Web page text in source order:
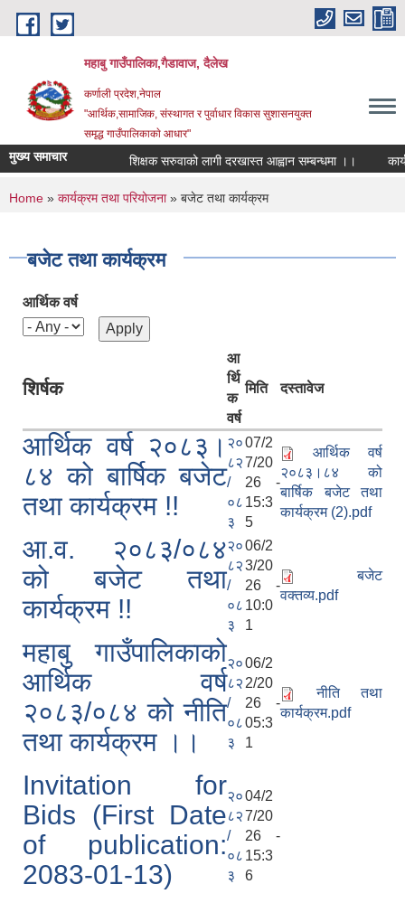
Skip to main content
महाबु गाउँपालिका,गैडावाज, दैलेख
कर्णाली प्रदेश,नेपाल
"आर्थिक,सामाजिक, संस्थागत र पुर्वाधार विकास सुशासनयुक्त
समृद्ध गाउँपालिकाकाे आधार"
मुख्य समाचार शिक्षक सरुवाको लागी दरखास्त आह्वान सम्बन्धमा ।।
You are here
Home » कार्यक्रम तथा परियोजना» बजेट तथा कार्यक्रम
बजेट तथा कार्यक्रम
आर्थिक वर्ष
शिर्षक
आ
र्थि
क
वर्ष
मिति दस्तावेज
आर्थिक वर्ष २०८३।
८४ को बार्षिक बजेट
तथा कार्यक्रम !!
२०
८२
/
०८
३
07/2
7/20
26 -
15:3
5
आर्थिक वर्ष
२०८३।८४ को
बार्षिक बजेट तथा
कार्यक्रम (2).pdf
आ.व. २०८३/०८४
को बजेट तथा
कार्यक्रम !!
२०
८२
/
०८
३
06/2
3/20
26 -
10:0
1
बजेट
वक्तव्य.pdf
महाबु गाउँपालिकाको
आर्थिक वर्ष
२०८३/०८४ को नीति
तथा कार्यक्रम ।।
२०
८२
/
०८
३
06/2
2/20
26 -
05:3
1
नीति तथा
कार्यक्रम.pdf
Invitation for
Bids (First Date
of publication:
2083-01-13)
२०
८२
/
०८
३
04/2
7/20
26 -
15:3
6